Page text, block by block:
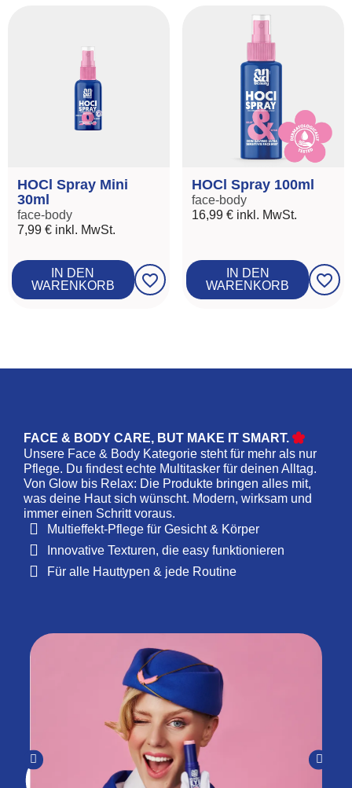
HOCl Spray Mini
30ml
face-body
7,99 € inkl. MwSt.
IN DEN
WARENKORB
favorite_border
HOCl Spray 100ml
face-body
16,99 € inkl. MwSt.
IN DEN
WARENKORB
favorite_border
FACE & BODY CARE, BUT MAKE IT SMART.
Unsere Face & Body Kategorie steht für mehr als nur
Pflege. Du findest echte Multitasker für deinen Alltag.
Von Glow bis Relax: Die Produkte bringen alles mit,
was deine Haut sich wünscht. Modern, wirksam und
immer einen Schritt voraus.
Multieffekt-Pflege für Gesicht & Körper
Innovative Texturen, die easy funktionieren
Für alle Hauttypen & jede Routine